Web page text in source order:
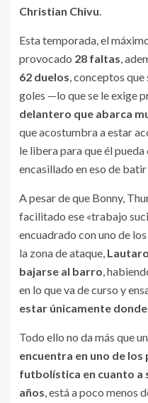
Christian Chivu.
Esta temporada, el
provocado 28 faltas,
62 duelos, conceptos que
goles —lo que se le exige
delantero que abarca
que acostumbra a estar
le libera para que él
encasillado en eso de
A pesar de que Bonny,
facilitado ese «trabajo
encuadrado con uno de
la zona de ataque,
bajarse al barro,
en lo que va de curso y
estar únicamente
Todo ello no da más que
encuentra en uno de los
futbolística en cuanto a
años, está a poco menos